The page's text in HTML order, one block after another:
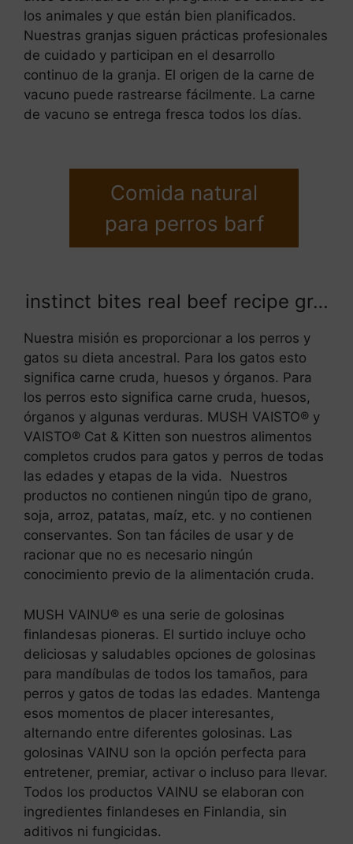
los animales y que están bien planificados.
Nuestras granjas siguen prácticas profesionales
de cuidado y participan en el desarrollo
continuo de la granja. El origen de la carne de
vacuno puede rastrearse fácilmente. La carne
de vacuno se entrega fresca todos los días.
Comida natural
para perros barf
instinct bites real beef recipe gr…
Nuestra misión es proporcionar a los perros y
gatos su dieta ancestral. Para los gatos esto
significa carne cruda, huesos y órganos. Para
los perros esto significa carne cruda, huesos,
órganos y algunas verduras. MUSH VAISTO® y
VAISTO® Cat & Kitten son nuestros alimentos
completos crudos para gatos y perros de todas
las edades y etapas de la vida. Nuestros
productos no contienen ningún tipo de grano,
soja, arroz, patatas, maíz, etc. y no contienen
conservantes. Son tan fáciles de usar y de
racionar que no es necesario ningún
conocimiento previo de la alimentación cruda.
MUSH VAINU® es una serie de golosinas
finlandesas pioneras. El surtido incluye ocho
deliciosas y saludables opciones de golosinas
para mandíbulas de todos los tamaños, para
perros y gatos de todas las edades. Mantenga
esos momentos de placer interesantes,
alternando entre diferentes golosinas. Las
golosinas VAINU son la opción perfecta para
entretener, premiar, activar o incluso para llevar.
Todos los productos VAINU se elaboran con
ingredientes finlandeses en Finlandia, sin
aditivos ni fungicidas.